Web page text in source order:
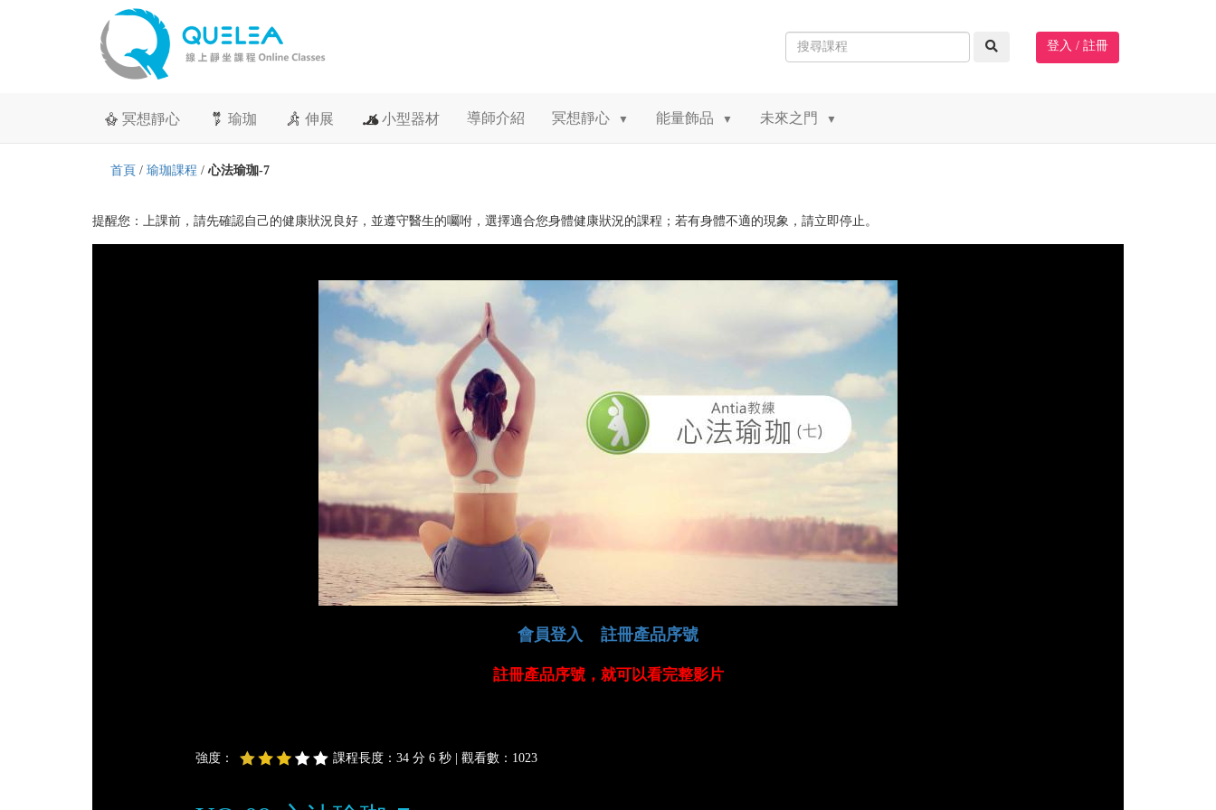
登入 / 註冊
冥想靜心 瑜珈 伸展 小型器材 導師介紹 冥想靜心 ▼ 能量飾品 ▼ 未來之門 ▼
首頁 / 瑜珈課程 / 心法瑜珈-7
提醒您：上課前，請先確認自己的健康狀況良好，並遵守醫生的囑咐，選擇適合您身體健康狀況的課程；若有身體不適的現象，請立即停止。
會員登入 註冊產品序號
註冊產品序號，就可以看完整影片
強度： 課程長度：34 分 6 秒 | 觀看數：1023